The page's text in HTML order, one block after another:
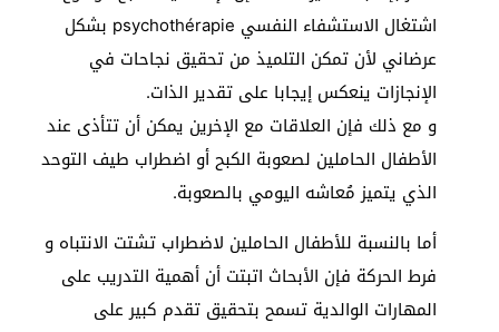
اشتغال الاستشفاء النفسي psychothérapie بشكل
عرضاني لأن تمكن التلميذ من تحقيق نجاحات في
الإنجازات ينعكس إيجابا على تقدير الذات.
و مع ذلك فإن العلاقات مع الإخرين يمكن أن تتأذى عند
الأطفال الحاملين لصعوبة الكبح أو اضطراب طيف التوحد
الذي يتميز مُعاشه اليومي بالصعوبة.
أما بالنسبة للأطفال الحاملين لاضطراب تشتت الانتباه و
فرط الحركة فإن الأبحاث اتبتت أن أهمية التدريب على
المهارات الوالدية تسمح بتحقيق تقدم كبير على